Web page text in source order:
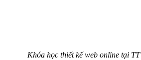
Khóa học thiết kế web online tại